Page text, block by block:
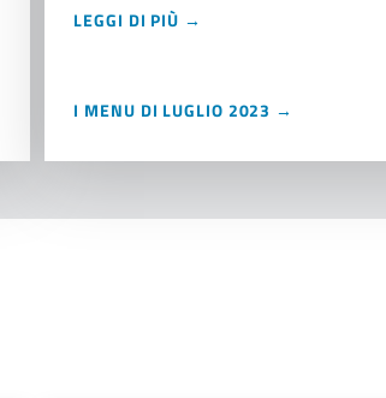
LEGGI DI PIÙ →
I MENU DI LUGLIO 2023 →